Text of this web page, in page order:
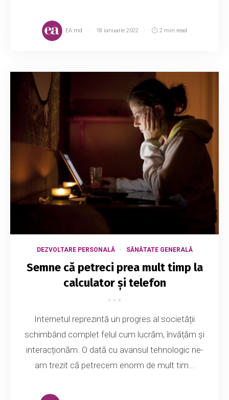
EA.md 18 ianuarie 2022 2 min read
DEZVOLTARE PERSONALĂ SĂNĂTATE GENERALĂ
Semne că petreci prea mult timp la
calculator și telefon
Internetul reprezintă un progres al societății
schimbând complet felul cum lucrăm, învățăm și
interacționăm. O dată cu avansul tehnologic ne-
am trezit că petrecem enorm de mult tim...